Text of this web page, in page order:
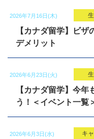
2026年7月16日(木)
【カナダ留学】ビザ
デメリット
2026年6月23日(火)
【カナダ留学】今
う！＜イベント一覧
2026年6月3日(水) キ